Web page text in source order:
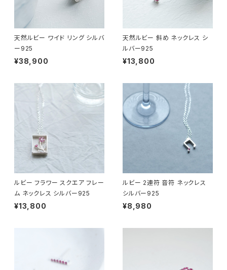
天然ルビー ワイド リング シルバ
ー925
¥38,900
天然ルビー 斜め ネックレス シ
ルバー925
¥13,800
ルビー フラワー スクエア フレー
ム ネックレス シルバー925
¥13,800
ルビー 2連符 音符 ネックレス
シルバー925
¥8,980